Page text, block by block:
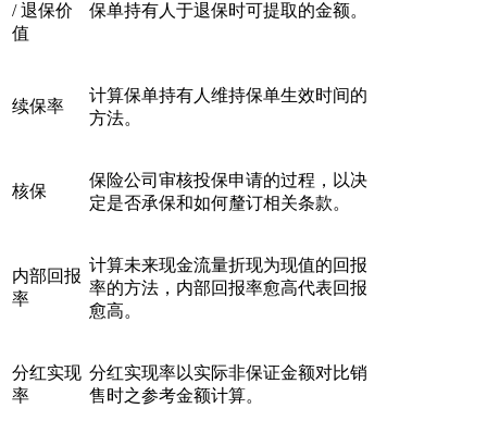
/ 退保价
值
保单持有人于退保时可提取的金额。
续保率
计算保单持有人维持保单生效时间的
方法。
核保
保险公司审核投保申请的过程，以决
定是否承保和如何釐订相关条款。
内部回报
率
计算未来现金流量折现为现值的回报
率的方法，内部回报率愈高代表回报
愈高。
分红实现
率
分红实现率以实际非保证金额对比销
售时之参考金额计算。